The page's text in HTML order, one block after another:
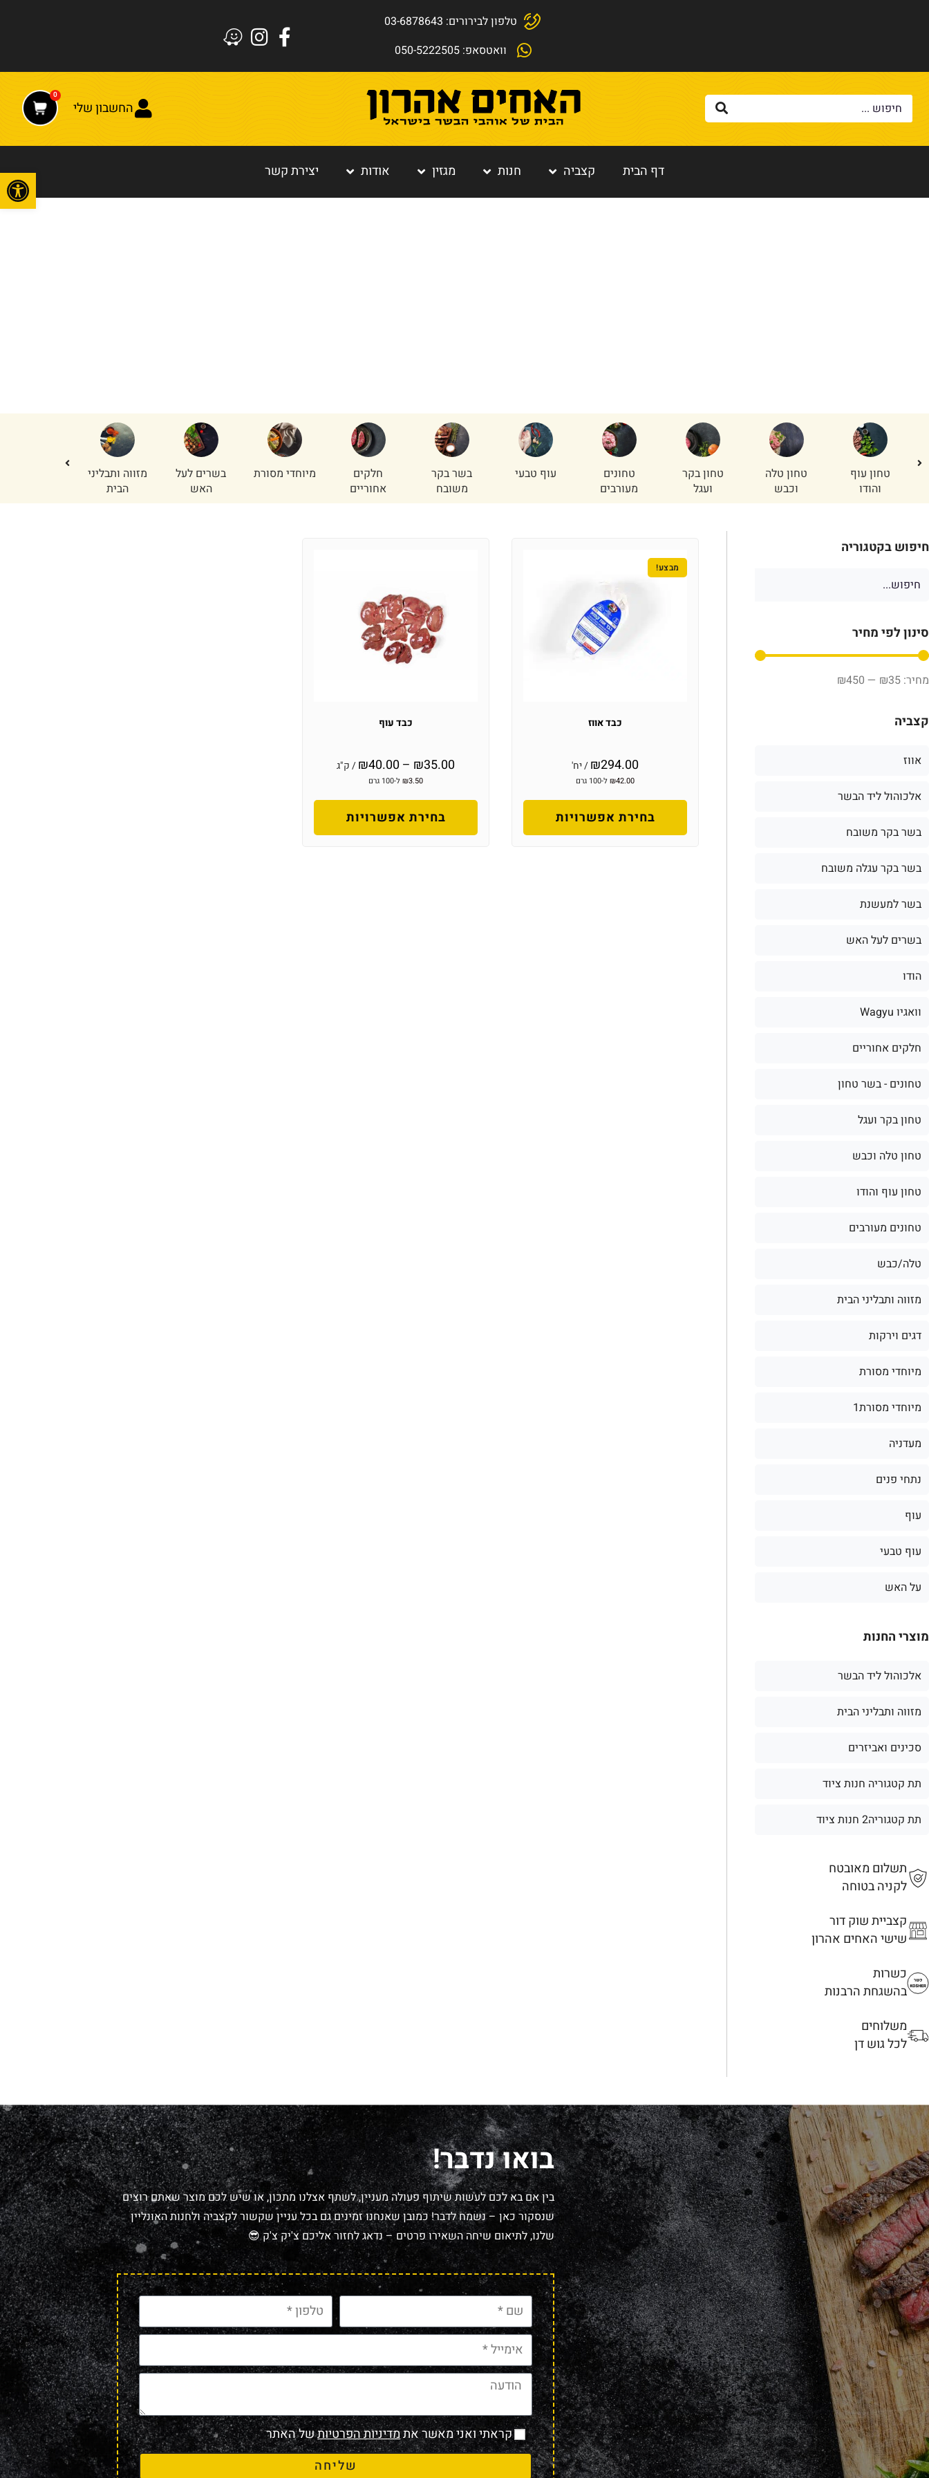
טלפון לבירורים: 03-6878643
וואטסאפ: 050-5222505
החשבון שלי
0
דף הבית קצביה חנות מגזין אודות יצירת קשר
טחון עוף
והודו
טחון טלה
וכבש
טחון בקר
ועגל
טחונים
מעורבים
עוף טבעי
בשר בקר
משובח
חלקים
אחוריים
מיוחדי מסורת
בשרים לעל
האש
מזווה ותבליני
הבית
חיפוש בקטגוריה
סינון לפי מחיר
₪35
—
₪450
קצביה
אווז
אלכוהול ליד הבשר
בשר בקר משובח
בשר בקר עגלה משובח
בשר למעשנת
בשרים לעל האש
הודו
וואגיו Wagyu
חלקים אחוריים
טחונים - בשר טחון
טחון בקר ועגל
טחון טלה וכבש
טחון עוף והודו
טחונים מעורבים
טלה/כבש
מזווה ותבליני הבית
דגים וירקות
מיוחדי מסורת
מיוחדי מסורת1
מעדניה
נתחי פנים
עוף
עוף טבעי
על האש
מוצרי החנות
אלכוהול ליד הבשר
מזווה ותבליני הבית
סכינים ואביזרים
תת קטגוריה חנות ציוד
תת קטגוריה2 חנות ציוד
תשלום מאובטח
לקניה בטוחה
קצביית שוק דור
שישי האחים אהרון
כשרות
בהשגחת הרבנות
משלוחים
לכל גוש דן
מבצע!
כבד אווז
₪294.00 / יח'
₪42.00 ל-100 גרם
בחירת אפשרויות
כבד עוף
₪35.00
–
₪40.00 / ק"ג
₪3.50 ל-100 גרם
בחירת אפשרויות
בואו נדבר!
בין אם בא לכם לעשות שיתוף פעולה מעניין, לשתף אצלנו מתכון, או שיש לכם מוצר שאתם רוצים
שנסקור כאן – נשמח לדבר! כמובן שאנחנו זמינים גם בכל עניין שקשור לקצביה ולחנות האונליין
שלנו, לתיאום שיחה השאירו פרטים – נדאג לחזור אליכם צ'יק צ'ק 😎
קראתי ואני מאשר אתמדיניות הפרטיותשל האתר
שליחה